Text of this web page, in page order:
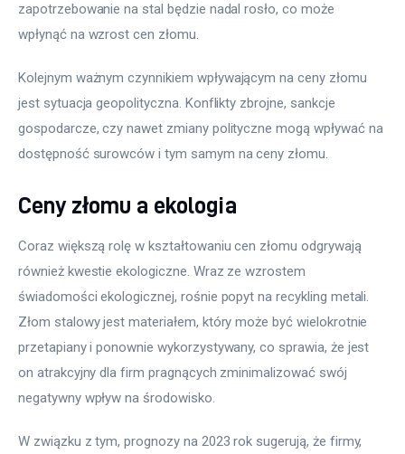
zapotrzebowanie na stal będzie nadal rosło, co może
wpłynąć na wzrost cen złomu.
Kolejnym ważnym czynnikiem wpływającym na ceny złomu
jest sytuacja geopolityczna. Konflikty zbrojne, sankcje
gospodarcze, czy nawet zmiany polityczne mogą wpływać na
dostępność surowców i tym samym na ceny złomu.
Ceny złomu a ekologia
Coraz większą rolę w kształtowaniu cen złomu odgrywają
również kwestie ekologiczne. Wraz ze wzrostem
świadomości ekologicznej, rośnie popyt na recykling metali.
Złom stalowy jest materiałem, który może być wielokrotnie
przetapiany i ponownie wykorzystywany, co sprawia, że jest
on atrakcyjny dla firm pragnących zminimalizować swój
negatywny wpływ na środowisko.
W związku z tym, prognozy na 2023 rok sugerują, że firmy,